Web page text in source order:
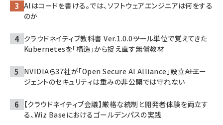
AIはコードを書ける。では、ソフトウェアエンジニアは何をする
のか
クラウドネイティブ教科書 Ver.1.0.0――ツール単位で覚えてきた
Kubernetesを「構造」から捉え直す無償教材
NVIDIAら37社が「Open Secure AI Alliance」設立――AIエー
ジェントのセキュリティは重みの非公開では守れない
【クラウドネイティブ会議】厳格な統制と開発者体験を両立す
る、Wiz Baseにおけるゴールデンパスの実践